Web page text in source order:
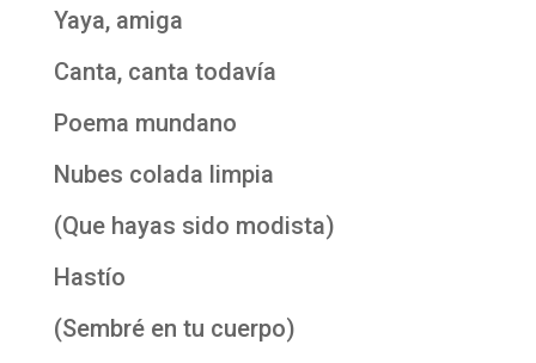
Yaya, amiga
Canta, canta todavía
Poema mundano
Nubes colada limpia
(Que hayas sido modista)
Hastío
(Sembré en tu cuerpo)